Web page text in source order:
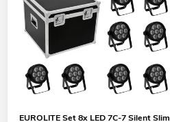
EUROLITE Set 8x LED 7C-7 Silent Slim